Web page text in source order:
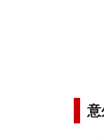
意